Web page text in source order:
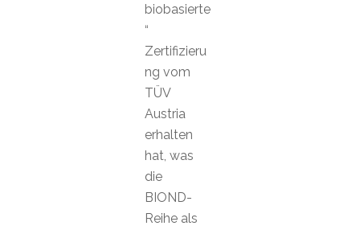
biobasierte
“
Zertifizieru
ng vom
TÜV
Austria
erhalten
hat, was
die
BIOND-
Reihe als